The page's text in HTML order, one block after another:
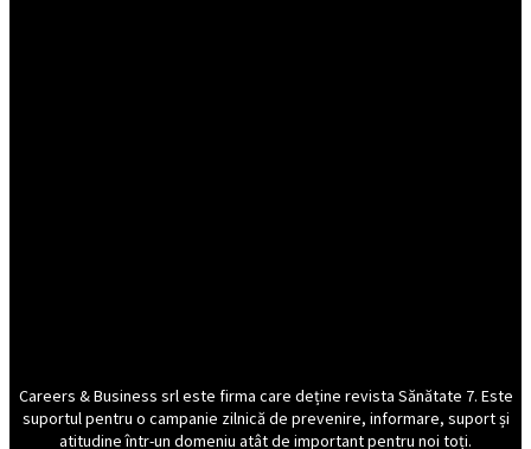
Careers & Business srl este firma care deține revista Sănătate 7. Este
suportul pentru o campanie zilnică de prevenire, informare, suport și
atitudine într-un domeniu atât de important pentru noi toți.